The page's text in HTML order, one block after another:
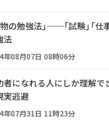
物の勉強法」──「試験」「仕
法
年08月07日 08時06分
者になれる人にしか理解
実逃避
年07月31日 11時23分